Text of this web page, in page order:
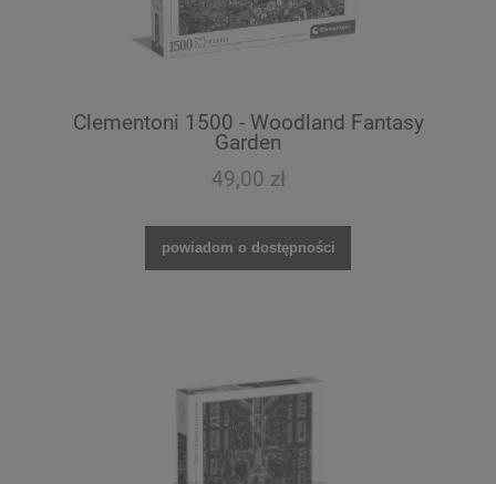
Clementoni 1500 - Woodland Fantasy
Garden
49,00 zł
powiadom o dostępności